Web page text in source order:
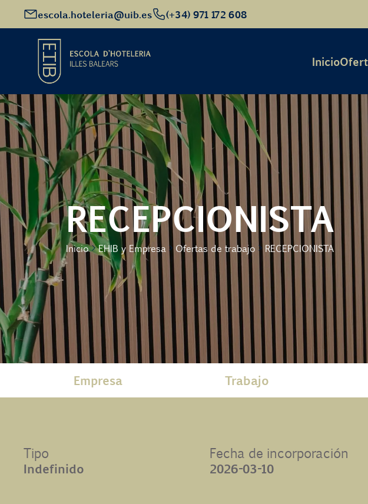
escola.hoteleria@uib.es (+34) 971 172 608
Inicio
Inicio
Oferta académica
Futuro alumnado
EHIB y Empresa
Conócenos
Contacto
Uib
Login
ES
RECEPCIONISTA
Inicio EHIB y Empresa Ofertas de trabajo RECEPCIONISTA
Empresa Trabajo
Tipo
Indefinido
Fecha de incorporación
2026-03-10